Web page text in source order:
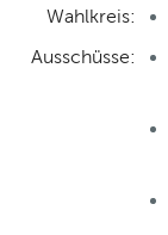
Wahlkreis:
Ausschüsse: